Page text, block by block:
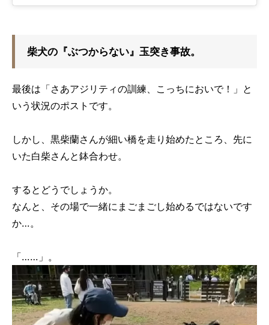
柴犬の『ぶつからない』玉突き事故。
最後は「さあアジリティの訓練、こっちにおいで！」と
いう状況のポストです。
しかし、黒柴蘭さんが細い橋を走り始めたところ、先に
いた白柴さんと鉢合わせ。
するとどうでしょうか。
なんと、その場で一緒にまごまごし始めるではないです
か…。
「……」。